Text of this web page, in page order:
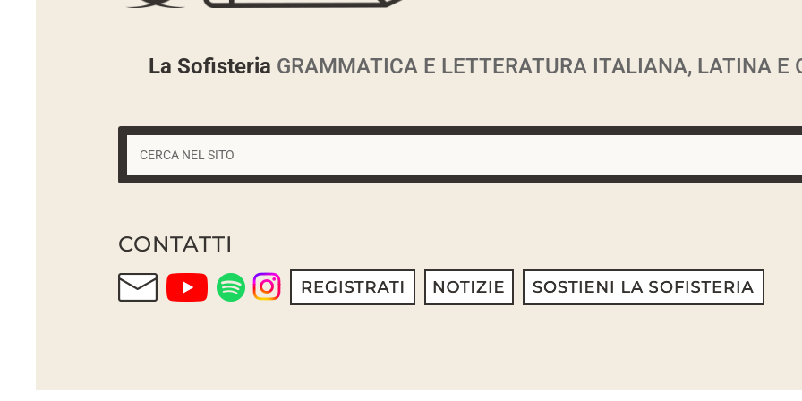
La Sofisteria GRAMMATICA E LETTERATURA ITALIANA, LATINA E
CONTATTI